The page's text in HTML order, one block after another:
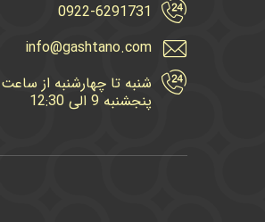
0922-6291731
info@gashtano.com
شنبه تا چهارشنبه از ساعت 8:15 الی 21
پنجشنبه 9 الی 12:30